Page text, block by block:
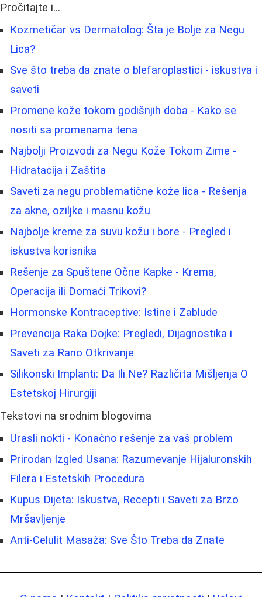
Pročitajte i...
Kozmetičar vs Dermatolog: Šta je Bolje za Negu
Lica?
Sve što treba da znate o blefaroplastici - iskustva i
saveti
Promene kože tokom godišnjih doba - Kako se
nositi sa promenama tena
Najbolji Proizvodi za Negu Kože Tokom Zime -
Hidratacija i Zaštita
Saveti za negu problematične kože lica - Rešenja
za akne, oziljke i masnu kožu
Najbolje kreme za suvu kožu i bore - Pregled i
iskustva korisnika
Rešenje za Spuštene Očne Kapke - Krema,
Operacija ili Domaći Trikovi?
Hormonske Kontraceptive: Istine i Zablude
Prevencija Raka Dojke: Pregledi, Dijagnostika i
Saveti za Rano Otkrivanje
Silikonski Implanti: Da Ili Ne? Različita Mišljenja O
Estetskoj Hirurgiji
Tekstovi na srodnim blogovima
Urasli nokti - Konačno rešenje za vaš problem
Prirodan Izgled Usana: Razumevanje Hijaluronskih
Filera i Estetskih Procedura
Kupus Dijeta: Iskustva, Recepti i Saveti za Brzo
Mršavljenje
Anti-Celulit Masaža: Sve Što Treba da Znate